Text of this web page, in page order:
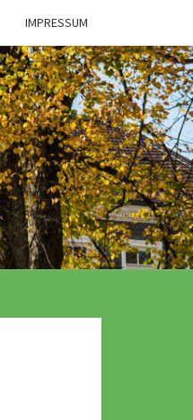
IMPRESSUM